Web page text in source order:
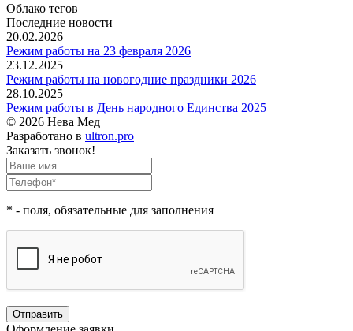
Облако тегов
Последние новости
20.02.2026
Режим работы на 23 февраля 2026
23.12.2025
Режим работы на новогодние праздники 2026
28.10.2025
Режим работы в День народного Единства 2025
© 2026 Нева Мед
Разработано в ultron.pro
Заказать звонок!
* - поля, обязательные для заполнения